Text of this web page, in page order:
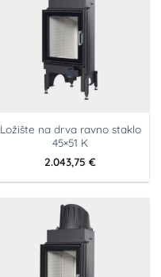
Ložište na drva ravno staklo
45×51 K
2.043,75 €